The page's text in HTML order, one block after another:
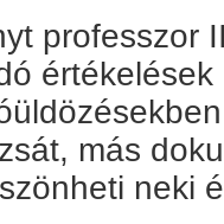
professzor
más
neki